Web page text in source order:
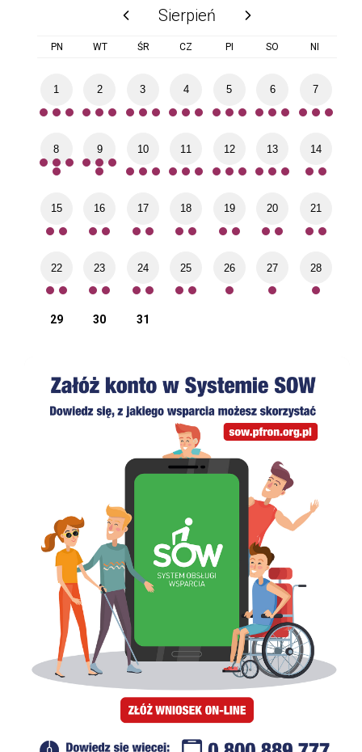
poprzedni miesiąc
Sierpień następny miesiąc
PN WT ŚR CZ PI SO NI
1 2 3 4 5 6 7
8 9 10 11 12 13 14
15 16 17 18 19 20 21
22 23 24 25 26 27 28
29 30 31